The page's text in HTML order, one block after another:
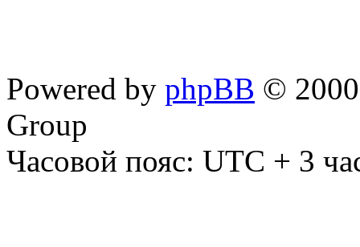
Powered by phpBB ©
Group
Часовой пояс: UTC + 3